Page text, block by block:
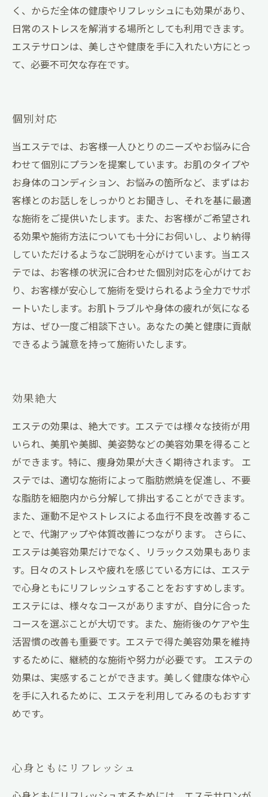
く、からだ全体の健康やリフレッシュにも効果があり、
日常のストレスを解消する場所としても利用できます。
エステサロンは、美しさや健康を手に入れたい方にとっ
て、必要不可欠な存在です。
個別対応
当エステでは、お客様一人ひとりのニーズやお悩みに合
わせて個別にプランを提案しています。お肌のタイプや
お身体のコンディション、お悩みの箇所など、まずはお
客様とのお話しをしっかりとお聞きし、それを基に最適
な施術をご提供いたします。また、お客様がご希望され
る効果や施術方法についても十分にお伺いし、より納得
していただけるようなご説明を心がけています。当エス
テでは、お客様の状況に合わせた個別対応を心がけてお
り、お客様が安心して施術を受けられるよう全力でサポ
ートいたします。お肌トラブルや身体の疲れが気になる
方は、ぜひ一度ご相談下さい。あなたの美と健康に貢献
できるよう誠意を持って施術いたします。
効果絶大
エステの効果は、絶大です。エステでは様々な技術が用
いられ、美肌や美脚、美姿勢などの美容効果を得ること
ができます。特に、痩身効果が大きく期待されます。 エ
ステでは、適切な施術によって脂肪燃焼を促進し、不要
な脂肪を細胞内から分解して排出することができます。
また、運動不足やストレスによる血行不良を改善するこ
とで、代謝アップや体質改善につながります。 さらに、
エステは美容効果だけでなく、リラックス効果もありま
す。日々のストレスや疲れを感じている方には、エステ
で心身ともにリフレッシュすることをおすすめします。
エステには、様々なコースがありますが、自分に合った
コースを選ぶことが大切です。また、施術後のケアや生
活習慣の改善も重要です。エステで得た美容効果を維持
するために、継続的な施術や努力が必要です。 エステの
効果は、実感することができます。美しく健康な体や心
を手に入れるために、エステを利用してみるのもおすす
めです。
心身ともにリフレッシュ